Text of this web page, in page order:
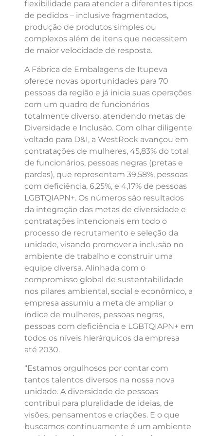
flexibilidade para atender a diferentes tipos
de pedidos – inclusive fragmentados,
produção de produtos simples ou
complexos além de itens que necessitem
de maior velocidade de resposta.
A Fábrica de Embalagens de Itupeva
oferece novas oportunidades para 70
pessoas da região e já inicia suas operações
com um quadro de funcionários
totalmente diverso, atendendo metas de
Diversidade e Inclusão. Com olhar diligente
voltado para D&I, a WestRock avançou em
contratações de mulheres, 45,83% do total
de funcionários, pessoas negras (pretas e
pardas), que representam 39,58%, pessoas
com deficiência, 6,25%, e 4,17% de pessoas
LGBTQIAPN+. Os números são resultados
da integração das metas de diversidade e
contratações intencionais em todo o
processo de recrutamento e seleção da
unidade, visando promover a inclusão no
ambiente de trabalho e construir uma
equipe diversa. Alinhada com o
compromisso global de sustentabilidade
nos pilares ambiental, social e econômico, a
empresa assumiu a meta de ampliar o
índice de mulheres, pessoas negras,
pessoas com deficiência e LGBTQIAPN+ em
todos os níveis hierárquicos da empresa
até 2030.
“Estamos orgulhosos por contar com
tantos talentos diversos na nossa nova
unidade. A diversidade de pessoas
contribui para pluralidade de ideias, de
visões, pensamentos e criações. E o que
buscamos continuamente é um ambiente